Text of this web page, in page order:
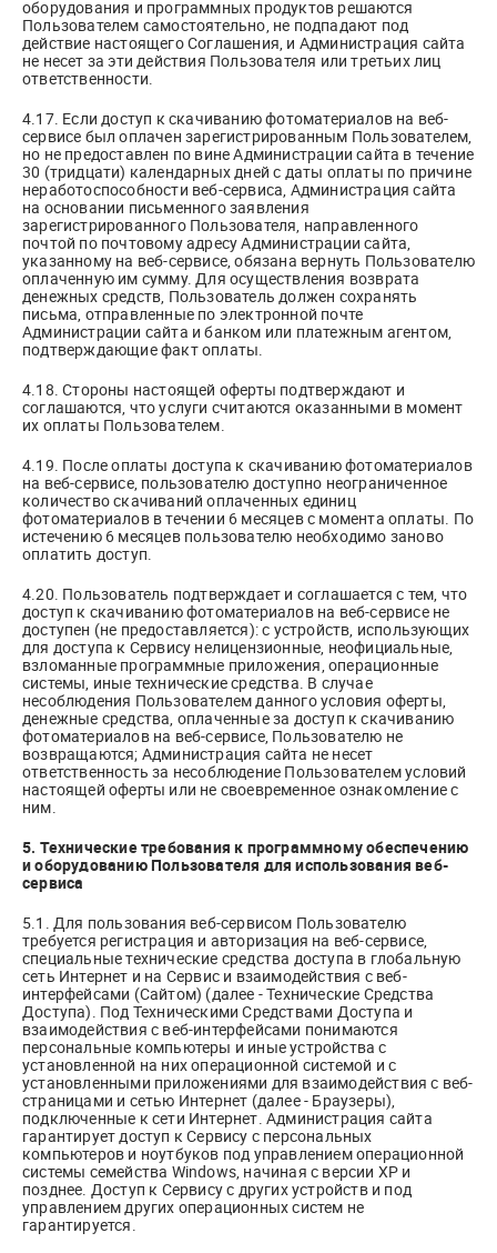
оборудования и программных продуктов решаются
Пользователем самостоятельно, не подпадают под
действие настоящего Соглашения, и Администрация сайта
не несет за эти действия Пользователя или третьих лиц
ответственности.
4.17. Если доступ к скачиванию фотоматериалов на веб-
сервисе был оплачен зарегистрированным Пользователем,
но не предоставлен по вине Администрации сайта в течение
30 (тридцати) календарных дней с даты оплаты по причине
неработоспособности веб-сервиса, Администрация сайта
на основании письменного заявления
зарегистрированного Пользователя, направленного
почтой по почтовому адресу Администрации сайта,
указанному на веб-сервисе, обязана вернуть Пользователю
оплаченную им сумму. Для осуществления возврата
денежных средств, Пользователь должен сохранять
письма, отправленные по электронной почте
Администрации сайта и банком или платежным агентом,
подтверждающие факт оплаты.
4.18. Стороны настоящей оферты подтверждают и
соглашаются, что услуги считаются оказанными в момент
их оплаты Пользователем.
4.19. После оплаты доступа к скачиванию фотоматериалов
на веб-сервисе, пользователю доступно неограниченное
количество скачиваний оплаченных единиц
фотоматериалов в течении 6 месяцев с момента оплаты. По
истечению 6 месяцев пользователю необходимо заново
оплатить доступ.
4.20. Пользователь подтверждает и соглашается с тем, что
доступ к скачиванию фотоматериалов на веб-сервисе не
доступен (не предоставляется): с устройств, использующих
для доступа к Сервису нелицензионные, неофициальные,
взломанные программные приложения, операционные
системы, иные технические средства. В случае
несоблюдения Пользователем данного условия оферты,
денежные средства, оплаченные за доступ к скачиванию
фотоматериалов на веб-сервисе, Пользователю не
возвращаются; Администрация сайта не несет
ответственность за несоблюдение Пользователем условий
настоящей оферты или не своевременное ознакомление с
ним.
5. Технические требования к программному обеспечению
и оборудованию Пользователя для использования веб-
сервиса
5.1. Для пользования веб-сервисом Пользователю
требуется регистрация и авторизация на веб-сервисе,
специальные технические средства доступа в глобальную
сеть Интернет и на Сервис и взаимодействия с веб-
интерфейсами (Сайтом) (далее - Технические Средства
Доступа). Под Техническими Средствами Доступа и
взаимодействия с веб-интерфейсами понимаются
персональные компьютеры и иные устройства с
установленной на них операционной системой и с
установленными приложениями для взаимодействия с веб-
страницами и сетью Интернет (далее - Браузеры),
подключенные к сети Интернет. Администрация сайта
гарантирует доступ к Сервису с персональных
компьютеров и ноутбуков под управлением операционной
системы семейства Windows, начиная с версии XP и
позднее. Доступ к Сервису с других устройств и под
управлением других операционных систем не
гарантируется.